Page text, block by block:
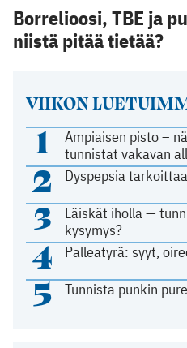
VIIKON
1
Ampiaisen pisto –
tunnistat vakavan
2 Dyspepsia
3
Läiskät iholla —
kysymys?
4 Palleatyrä: syyt,
5 Tunnista punkin
Borrelioosi, TBE ja
niistä pitää tietää?